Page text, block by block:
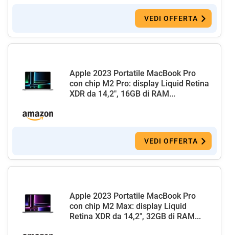
VEDI OFFERTA
Apple 2023 Portatile MacBook Pro
con chip M2 Pro: display Liquid Retina
XDR da 14,2", 16GB di RAM...
VEDI OFFERTA
Apple 2023 Portatile MacBook Pro
con chip M2 Max: display Liquid
Retina XDR da 14,2", 32GB di RAM...